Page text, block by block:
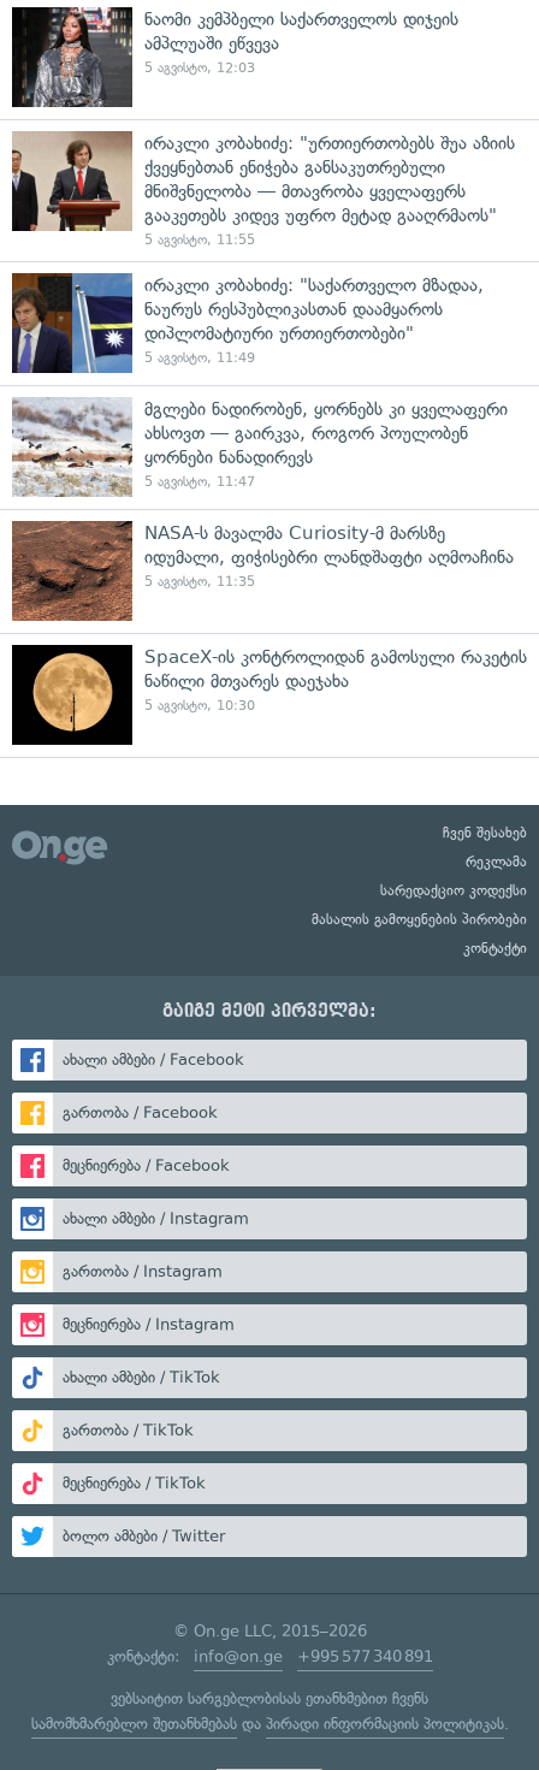
ნაომი კემპბელი საქართველოს დიჯეის
ამპლუაში ეწვევა
5 აგვისტო, 12:03
ირაკლი კობახიძე: "ურთიერთობებს შუა აზიის
ქვეყნებთან ენიჭება განსაკუთრებული
მნიშვნელობა — მთავრობა ყველაფერს
გააკეთებს კიდევ უფრო მეტად გააღრმაოს"
5 აგვისტო, 11:55
ირაკლი კობახიძე: "საქართველო მზადაა,
ნაურუს რესპუბლიკასთან დაამყაროს
დიპლომატიური ურთიერთობები"
5 აგვისტო, 11:49
მგლები ნადირობენ, ყორნებს კი ყველაფერი
ახსოვთ — გაირკვა, როგორ პოულობენ
ყორნები ნანადირევს
5 აგვისტო, 11:47
NASA-ს მავალმა Curiosity-მ მარსზე
იდუმალი, ფიჭისებრი ლანდშაფტი აღმოაჩინა
5 აგვისტო, 11:35
SpaceX-ის კონტროლიდან გამოსული რაკეტის
ნაწილი მთვარეს დაეჯახა
5 აგვისტო, 10:30
ჩვენ შესახებ
რეკლამა
სარედაქციო კოდექსი
მასალის გამოყენების პირობები
კონტაქტი
გაიგე მეტი პირველმა:
ახალი ამბები / Facebook
გართობა / Facebook
მეცნიერება / Facebook
ახალი ამბები / Instagram
გართობა / Instagram
მეცნიერება / Instagram
ახალი ამბები / TikTok
გართობა / TikTok
მეცნიერება / TikTok
ბოლო ამბები / Twitter
© On.ge LLC, 2015–2026
კონტაქტი: info@on.ge +995 577 340 891
ვებსაიტით სარგებლობისას ეთანხმებით ჩვენს
სამომხმარებლო შეთანხმებასდა პირადი ინფორმაციის პოლიტიკას.